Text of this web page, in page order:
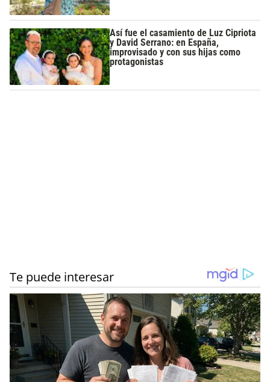
Así fue el casamiento de Luz Cipriota
y David Serrano: en España,
improvisado y con sus hijas como
protagonistas